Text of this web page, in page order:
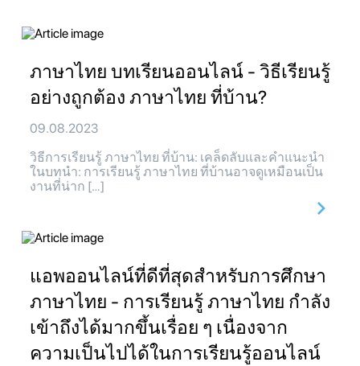
ภาษาไทย บทเรียนออนไลน์ - วิธีเรียนรู้
อย่างถูกต้อง ภาษาไทย ที่บ้าน?
09.08.2023
วิธีการเรียนรู้ ภาษาไทย ที่บ้าน: เคล็ดลับและคำแนะนำ
ในบทนำ: การเรียนรู้ ภาษาไทย ที่บ้านอาจดูเหมือนเป็น
งานที่น่าก […]
แอพออนไลน์ที่ดีที่สุดสำหรับการศึกษา
ภาษาไทย - การเรียนรู้ ภาษาไทย กำลัง
เข้าถึงได้มากขึ้นเรื่อย ๆ เนื่องจาก
ความเป็นไปได้ในการเรียนรู้ออนไลน์